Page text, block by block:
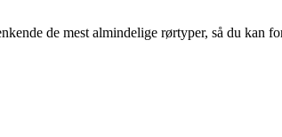
de mest almindelige rørtyper, så du kan